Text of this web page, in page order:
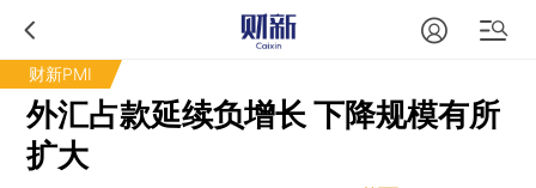
财新PMI
外汇占款延续负增长 下降规模有所
扩大